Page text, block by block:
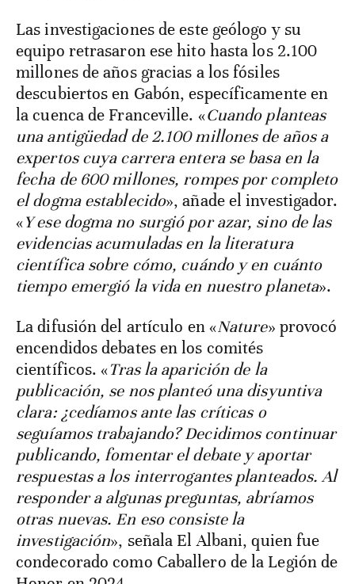
Las investigaciones de este geólogo y su
equipo retrasaron ese hito hasta los 2.100
millones de años gracias a los fósiles
descubiertos en Gabón, específicamente en
la cuenca de Franceville. «Cuando planteas
una antigüedad de 2.100 millones de años a
expertos cuya carrera entera se basa en la
fecha de 600 millones, rompes por completo
el dogma establecido», añade el investigador.
«Y ese dogma no surgió por azar, sino de las
evidencias acumuladas en la literatura
científica sobre cómo, cuándo y en cuánto
tiempo emergió la vida en nuestro planeta».
La difusión del artículo en «Nature» provocó
encendidos debates en los comités
científicos. «Tras la aparición de la
publicación, se nos planteó una disyuntiva
clara: ¿cedíamos ante las críticas o
seguíamos trabajando? Decidimos continuar
publicando, fomentar el debate y aportar
respuestas a los interrogantes planteados. Al
responder a algunas preguntas, abríamos
otras nuevas. En eso consiste la
investigación», señala El Albani, quien fue
condecorado como Caballero de la Legión de